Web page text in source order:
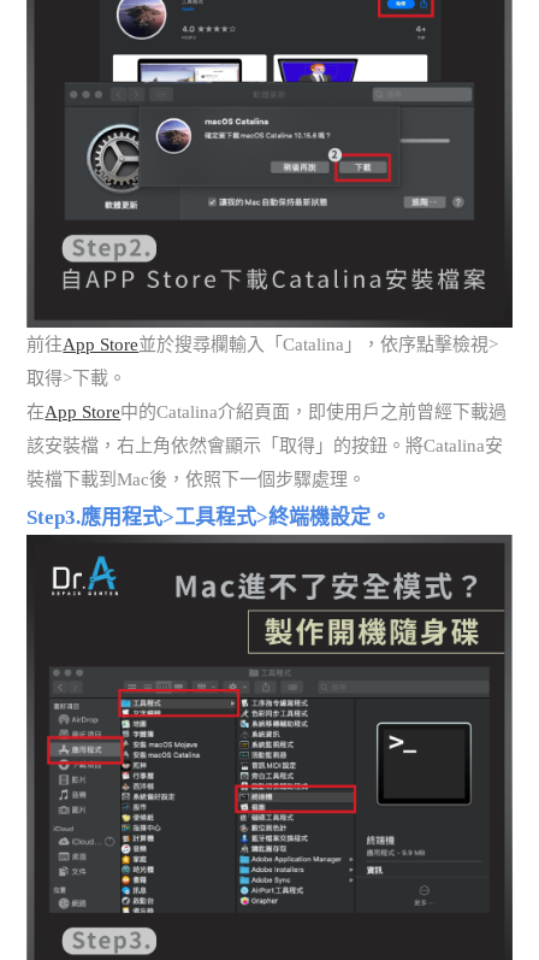
前往App Store並於搜尋欄輸入「Catalina」，依序點擊檢視>
取得>下載。
在App Store中的Catalina介紹頁面，即使用戶之前曾經下載過
該安裝檔，右上角依然會顯示「取得」的按鈕。將Catalina安
裝檔下載到Mac後，依照下一個步驟處理。
Step3.應用程式>工具程式>終端機設定。